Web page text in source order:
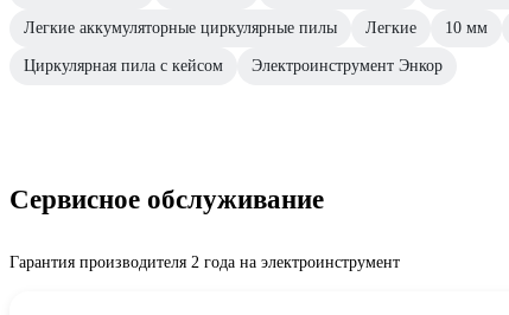
Легкие аккумуляторные циркулярные пилы Легкие 10 мм
Циркулярная пила с кейсом Электроинструмент Энкор
Сервисное обслуживание
Гарантия производителя 2 года на электроинструмент